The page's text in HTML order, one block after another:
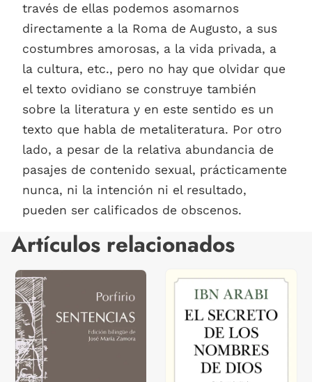
través de ellas podemos asomarnos
directamente a la Roma de Augusto, a sus
costumbres amorosas, a la vida privada, a
la cultura, etc., pero no hay que olvidar que
el texto ovidiano se construye también
sobre la literatura y en este sentido es un
texto que habla de metaliteratura. Por otro
lado, a pesar de la relativa abundancia de
pasajes de contenido sexual, prácticamente
nunca, ni la intención ni el resultado,
pueden ser calificados de obscenos.
Artículos relacionados